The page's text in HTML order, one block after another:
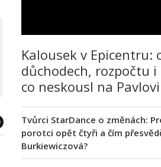
Kalousek v Epicentru:
důchodech, rozpočtu i
co neskousl na Pavlovi
Tvůrci StarDance o změnách:
porotci opět čtyři a čím
Burkiewiczová?